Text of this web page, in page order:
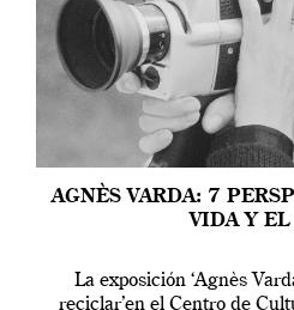
AGNÈS VARDA: 7
VIDA Y EL
La exposición ‘Agnès
reciclar’en el Centro de